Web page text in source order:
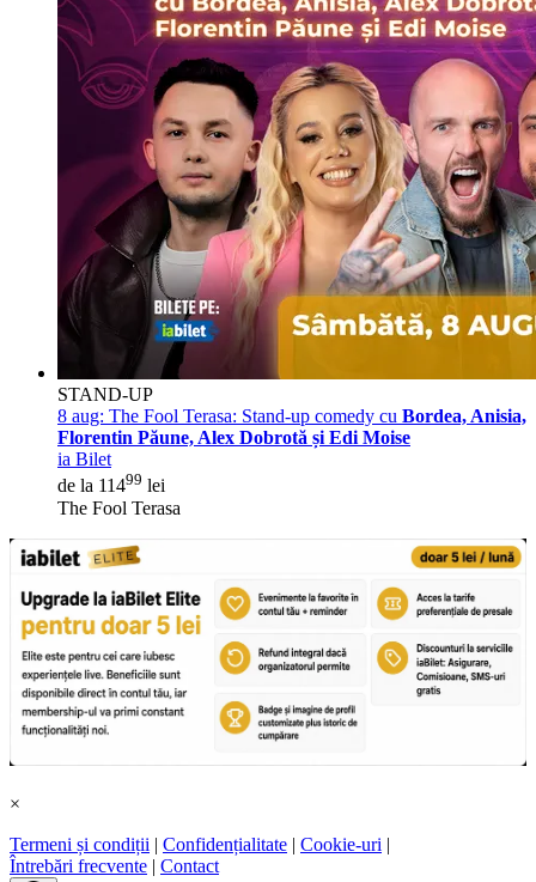
STAND-UP
8 aug: The Fool Terasa: Stand-up comedy cu Bordea, Anisia,
Florentin Păune, Alex Dobrotă și Edi Moise
ia Bilet
de la 11499 lei
The Fool Terasa
×
Termeni și condiții | Confidențialitate | Cookie-uri |
Întrebări frecvente | Contact